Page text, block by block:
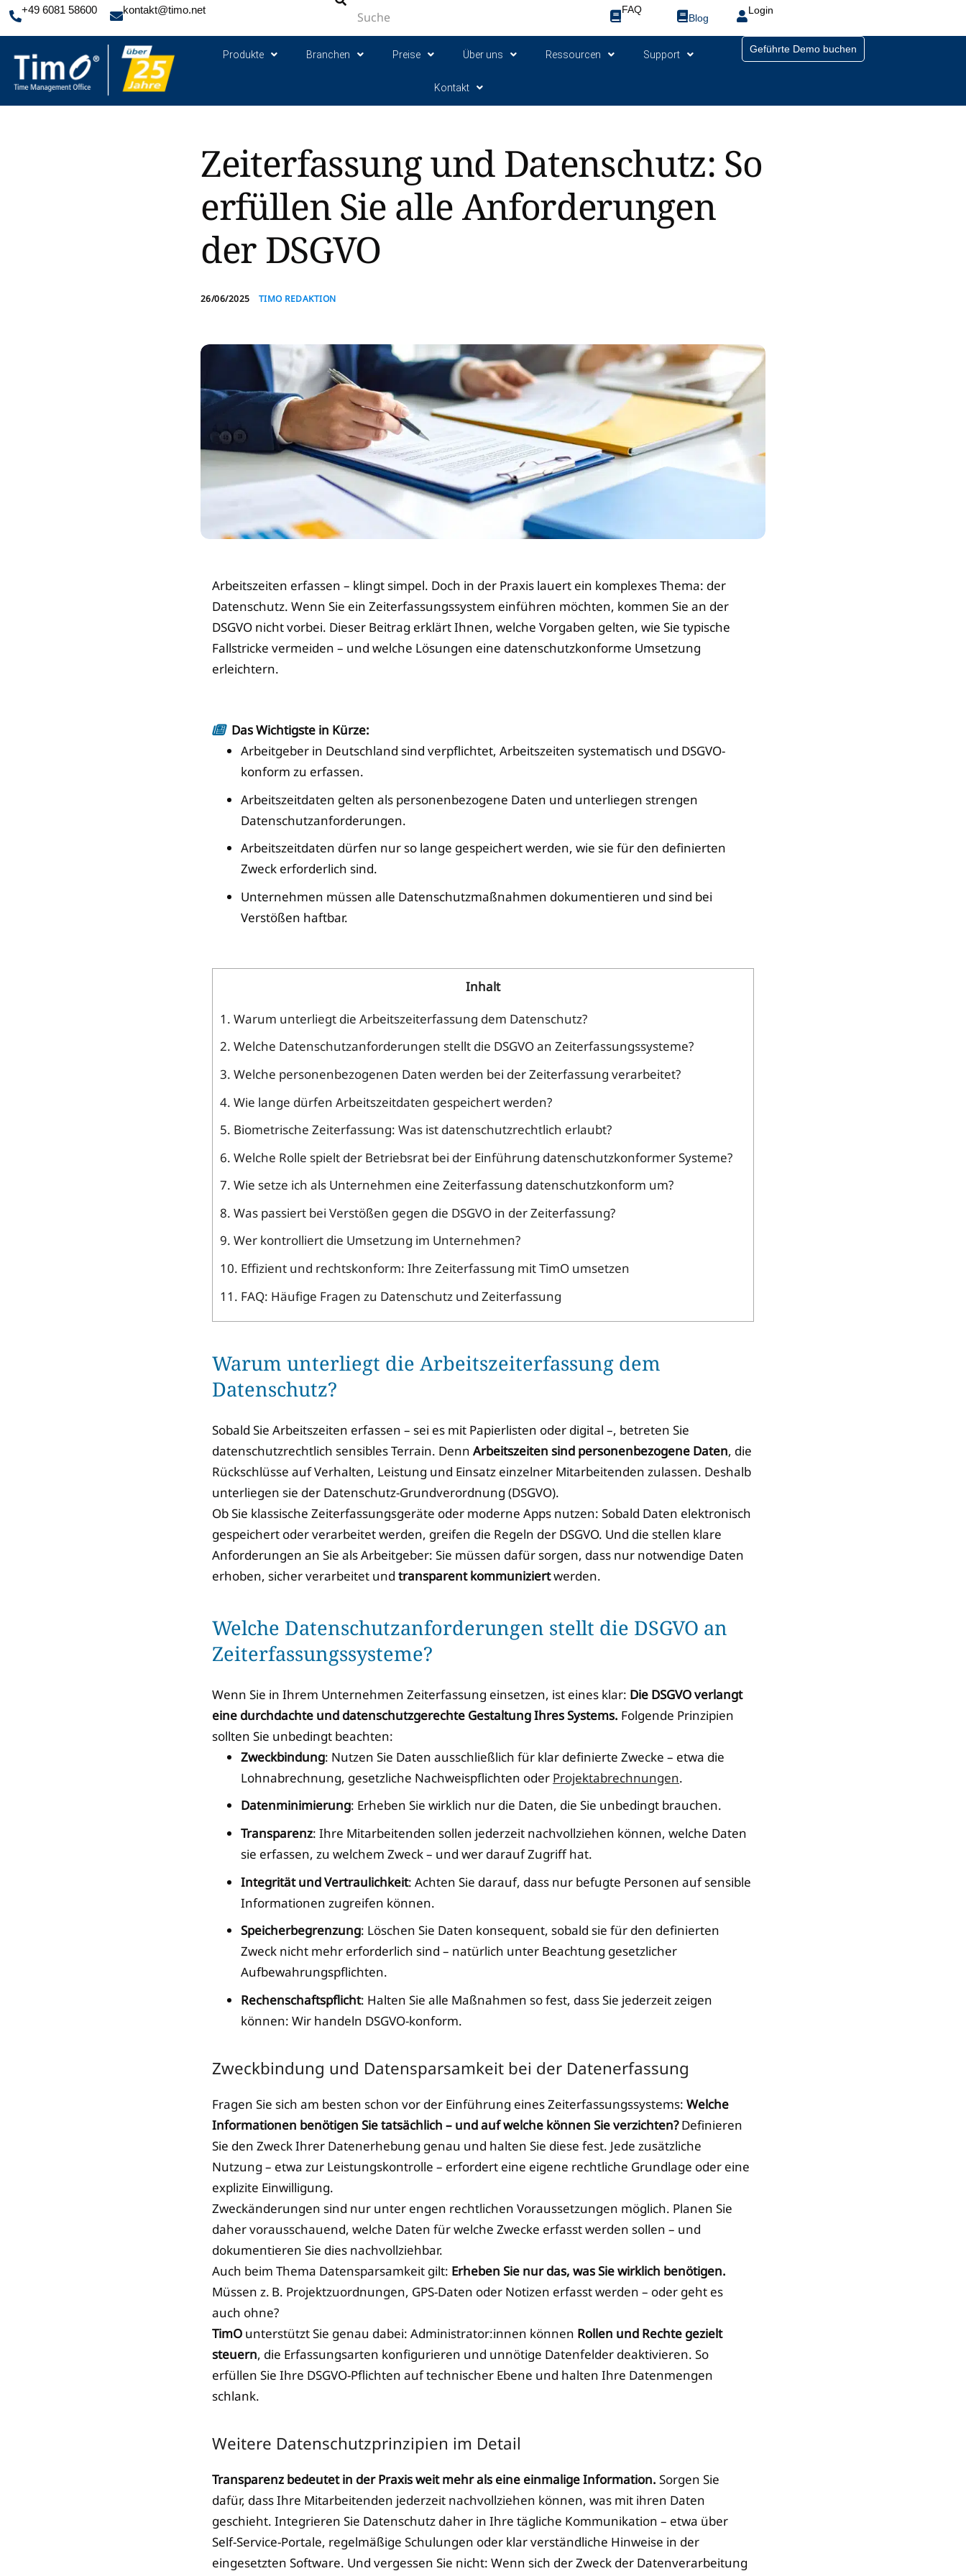
+49 6081 58600 kontakt@timo.net FAQ
Blog
Login
Produkte Branchen Preise Über uns Ressourcen Support
Kontakt
Geführte Demo buchen
Zeiterfassung und Datenschutz: So
erfüllen Sie alle Anforderungen
der DSGVO
26/06/2025 TIMO REDAKTION
Arbeitszeiten erfassen – klingt simpel. Doch in der Praxis lauert ein komplexes Thema: der
Datenschutz. Wenn Sie ein Zeiterfassungssystem einführen möchten, kommen Sie an der
DSGVO nicht vorbei. Dieser Beitrag erklärt Ihnen, welche Vorgaben gelten, wie Sie typische
Fallstricke vermeiden – und welche Lösungen eine datenschutzkonforme Umsetzung
erleichtern.
Das Wichtigste in Kürze:
Arbeitgeber in Deutschland sind verpflichtet, Arbeitszeiten systematisch und DSGVO-
konform zu erfassen.
Arbeitszeitdaten gelten als personenbezogene Daten und unterliegen strengen
Datenschutzanforderungen.
Arbeitszeitdaten dürfen nur so lange gespeichert werden, wie sie für den definierten
Zweck erforderlich sind.
Unternehmen müssen alle Datenschutzmaßnahmen dokumentieren und sind bei
Verstößen haftbar.
Inhalt
1. Warum unterliegt die Arbeitszeiterfassung dem Datenschutz?
2. Welche Datenschutzanforderungen stellt die DSGVO an Zeiterfassungssysteme?
3. Welche personenbezogenen Daten werden bei der Zeiterfassung verarbeitet?
4. Wie lange dürfen Arbeitszeitdaten gespeichert werden?
5. Biometrische Zeiterfassung: Was ist datenschutzrechtlich erlaubt?
6. Welche Rolle spielt der Betriebsrat bei der Einführung datenschutzkonformer Systeme?
7. Wie setze ich als Unternehmen eine Zeiterfassung datenschutzkonform um?
8. Was passiert bei Verstößen gegen die DSGVO in der Zeiterfassung?
9. Wer kontrolliert die Umsetzung im Unternehmen?
10. Effizient und rechtskonform: Ihre Zeiterfassung mit TimO umsetzen
11. FAQ: Häufige Fragen zu Datenschutz und Zeiterfassung
Warum unterliegt die Arbeitszeiterfassung dem
Datenschutz?
Sobald Sie Arbeitszeiten erfassen – sei es mit Papierlisten oder digital –, betreten Sie
datenschutzrechtlich sensibles Terrain. Denn Arbeitszeiten sind personenbezogene Daten, die
Rückschlüsse auf Verhalten, Leistung und Einsatz einzelner Mitarbeitenden zulassen. Deshalb
unterliegen sie der Datenschutz-Grundverordnung (DSGVO).
Ob Sie klassische Zeiterfassungsgeräte oder moderne Apps nutzen: Sobald Daten elektronisch
gespeichert oder verarbeitet werden, greifen die Regeln der DSGVO. Und die stellen klare
Anforderungen an Sie als Arbeitgeber: Sie müssen dafür sorgen, dass nur notwendige Daten
erhoben, sicher verarbeitet und transparent kommuniziertwerden.
Welche Datenschutzanforderungen stellt die DSGVO an
Zeiterfassungssysteme?
Wenn Sie in Ihrem Unternehmen Zeiterfassung einsetzen, ist eines klar: Die DSGVO verlangt
eine durchdachte und datenschutzgerechte Gestaltung Ihres Systems. Folgende Prinzipien
sollten Sie unbedingt beachten:
Zweckbindung: Nutzen Sie Daten ausschließlich für klar definierte Zwecke – etwa die
Lohnabrechnung, gesetzliche Nachweispflichten oder Projektabrechnungen.
Datenminimierung: Erheben Sie wirklich nur die Daten, die Sie unbedingt brauchen.
Transparenz: Ihre Mitarbeitenden sollen jederzeit nachvollziehen können, welche Daten
sie erfassen, zu welchem Zweck – und wer darauf Zugriff hat.
Integrität und Vertraulichkeit: Achten Sie darauf, dass nur befugte Personen auf sensible
Informationen zugreifen können.
Speicherbegrenzung: Löschen Sie Daten konsequent, sobald sie für den definierten
Zweck nicht mehr erforderlich sind – natürlich unter Beachtung gesetzlicher
Aufbewahrungspflichten.
Rechenschaftspflicht: Halten Sie alle Maßnahmen so fest, dass Sie jederzeit zeigen
können: Wir handeln DSGVO-konform.
Zweckbindung und Datensparsamkeit bei der Datenerfassung
Fragen Sie sich am besten schon vor der Einführung eines Zeiterfassungssystems: Welche
Informationen benötigen Sie tatsächlich – und auf welche können Sie verzichten?Definieren
Sie den Zweck Ihrer Datenerhebung genau und halten Sie diese fest. Jede zusätzliche
Nutzung – etwa zur Leistungskontrolle – erfordert eine eigene rechtliche Grundlage oder eine
explizite Einwilligung.
Zweckänderungen sind nur unter engen rechtlichen Voraussetzungen möglich. Planen Sie
daher vorausschauend, welche Daten für welche Zwecke erfasst werden sollen – und
dokumentieren Sie dies nachvollziehbar.
Auch beim Thema Datensparsamkeit gilt: Erheben Sie nur das, was Sie wirklich benötigen.
Müssen z. B. Projektzuordnungen, GPS-Daten oder Notizen erfasst werden – oder geht es
auch ohne?
TimO unterstützt Sie genau dabei: Administrator:innen können Rollen und Rechte gezielt
steuern, die Erfassungsarten konfigurieren und unnötige Datenfelder deaktivieren. So
erfüllen Sie Ihre DSGVO-Pflichten auf technischer Ebene und halten Ihre Datenmengen
schlank.
Weitere Datenschutzprinzipien im Detail
Transparenz bedeutet in der Praxis weit mehr als eine einmalige Information. Sorgen Sie
dafür, dass Ihre Mitarbeitenden jederzeit nachvollziehen können, was mit ihren Daten
geschieht. Integrieren Sie Datenschutz daher in Ihre tägliche Kommunikation – etwa über
Self-Service-Portale, regelmäßige Schulungen oder klar verständliche Hinweise in der
eingesetzten Software. Und vergessen Sie nicht: Wenn sich der Zweck der Datenverarbeitung